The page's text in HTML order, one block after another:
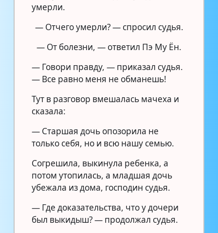
умерли.
— Отчего умерли? — спросил судья.
— От болезни, — ответил Пэ Му Ён.
— Говори правду, — приказал судья.
— Все равно меня не обманешь!
Тут в разговор вмешалась мачеха и
сказала:
— Старшая дочь опозорила не
только себя, но и всю нашу семью.
Согрешила, выкинула ребенка, а
потом утопилась, а младшая дочь
убежала из дома, господин судья.
— Где доказательства, что у дочери
был выкидыш? — продолжал судья.